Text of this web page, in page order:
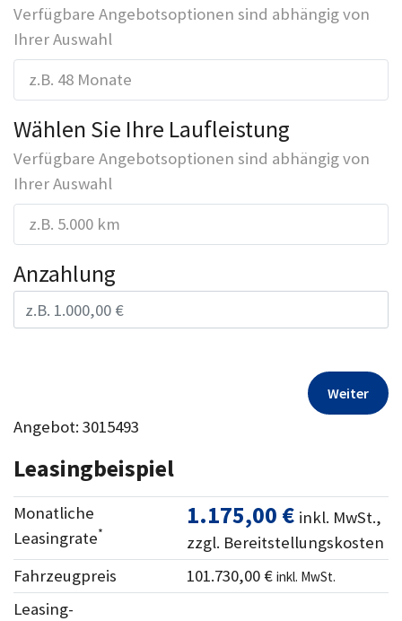
Verfügbare Angebotsoptionen sind abhängig von
Ihrer Auswahl
z.B. 48 Monate
Wählen Sie Ihre Laufleistung
Verfügbare Angebotsoptionen sind abhängig von
Ihrer Auswahl
z.B. 5.000 km
Anzahlung
Weiter
Angebot: 3015493
Leasingbeispiel
Monatliche
Leasingrate*
1.175,00 € inkl. MwSt.,
zzgl. Bereitstellungskosten
Fahrzeugpreis
101.730,00 € inkl. MwSt.
Leasing-